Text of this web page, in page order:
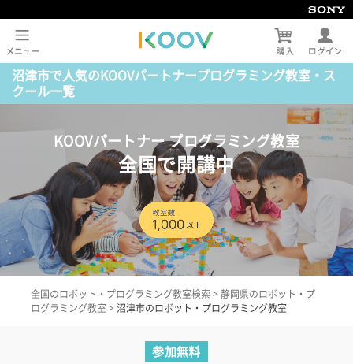
沼津市で人気のKOOVパートナープログラミング教室・ス
クール一覧
KOOVパートナー プログラミング教室
全国で開講中
全国のロボット・プログラミング教室検索 > 静岡県のロボット・プ
ログラミング教室 > 沼津市のロボット・プログラミング教室
参加無料